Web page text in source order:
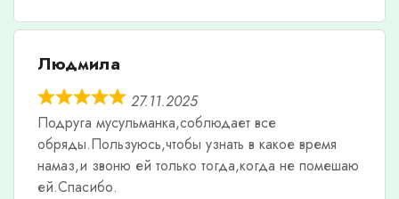
Людмила
27.11.2025
Подруга мусульманка,соблюдает все
обряды.Пользуюсь,чтобы узнать в какое время
намаз,и звоню ей только тогда,когда не помешаю
ей.Спасибо.